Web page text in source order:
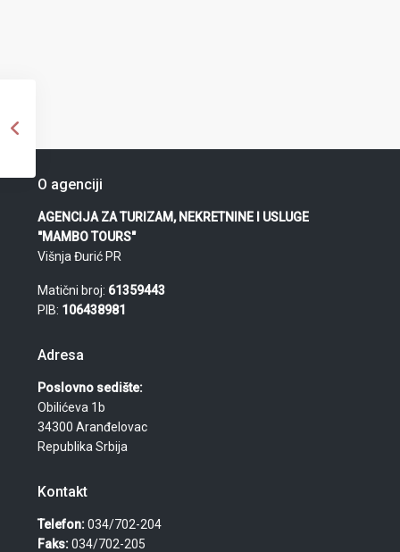
O agenciji
AGENCIJA ZA TURIZAM, NEKRETNINE I USLUGE
"MAMBO TOURS"
Višnja Đurić PR
Matični broj: 61359443
PIB: 106438981
Adresa
Poslovno sedište:
Obilićeva 1b
34300 Aranđelovac
Republika Srbija
Kontakt
Telefon:034/702-204
Faks:034/702-205